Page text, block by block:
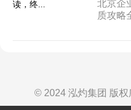
北京企
质攻略
© 2024 泓灼集团 版权